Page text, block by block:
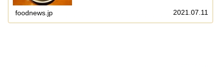
ます当サイトの記事も低予算化が進む感じでして、
foodnews.jp 2021.07.11